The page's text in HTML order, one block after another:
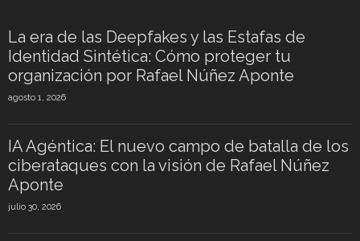
La era de las Deepfakes y las Estafas de
Identidad Sintética: Cómo proteger tu
organización por Rafael Núñez Aponte
agosto 1, 2026
IA Agéntica: El nuevo campo de batalla de los
ciberataques con la visión de Rafael Núñez
Aponte
julio 30, 2026